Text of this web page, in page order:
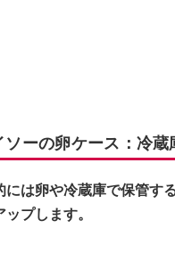
ソーの卵ケース：冷蔵
には卵や冷蔵庫で保管す
ップします。